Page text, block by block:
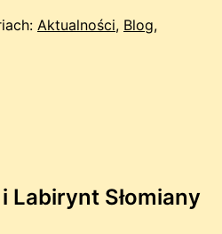
Aktualności, Blog,
Labirynt Słomiany